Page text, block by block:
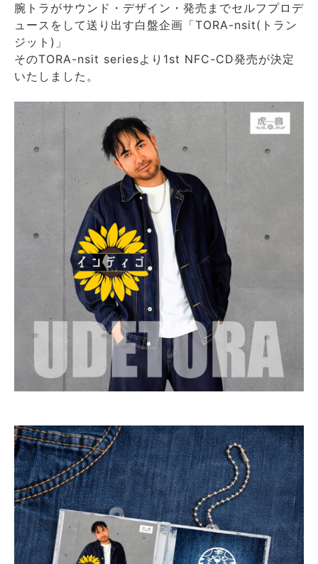
腕トラがサウンド・デザイン・発売までセルフプロデ
ュースをして送り出す白盤企画「TORA-nsit(トラン
ジット)」
そのTORA-nsit seriesより1st NFC-CD発売が決定
いたしました。